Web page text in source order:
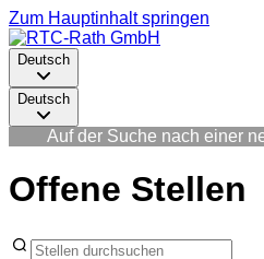
Zum Hauptinhalt springen
Deutsch
Deutsch
Auf der Suche nach einer
Offene Stellen